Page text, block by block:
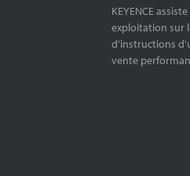
KEYENCE
exploitation sur
d'instructions
vente